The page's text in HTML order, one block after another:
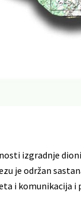
izgradnje
je održan
i komunikacija i